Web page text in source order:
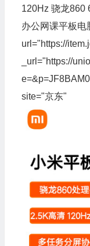
120Hz 骁龙860
办公网课平板电
url="https://
_url="https://
site="京东"